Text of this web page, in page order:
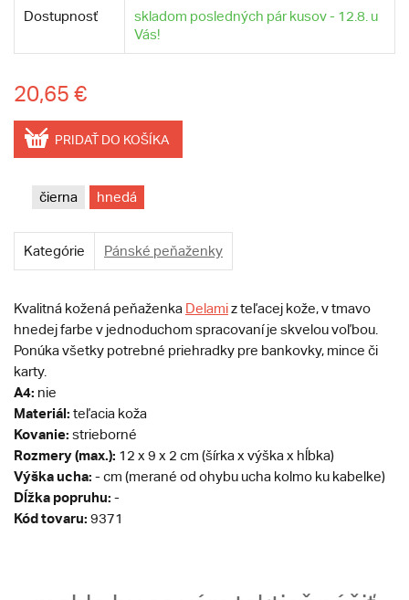
Dostupnosť
skladom posledných pár kusov - 12.8. u
Vás!
20,65 €
PRIDAŤ DO KOŠÍKA
čierna hnedá
Kategórie Pánské peňaženky
Kvalitná kožená peňaženka Delamiz teľacej kože, v tmavo
hnedej farbe v jednoduchom spracovaní je skvelou voľbou.
Ponúka všetky potrebné priehradky pre bankovky, mince či
karty.
A4: nie
Materiál: teľacia koža
Kovanie: strieborné
Rozmery (max.): 12 x 9 x 2 cm (šírka x výška x hĺbka)
Výška ucha: - cm (merané od ohybu ucha kolmo ku kabelke)
Dĺžka popruhu: -
Kód tovaru: 9371